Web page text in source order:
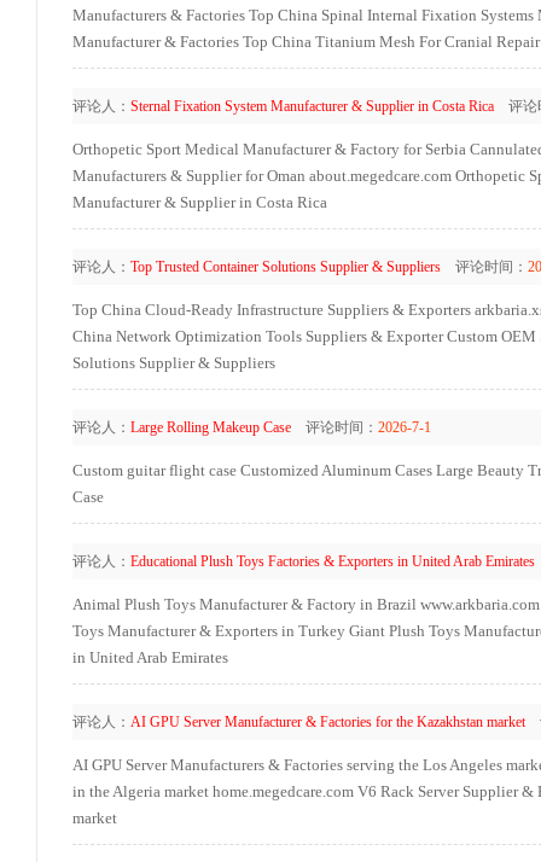
Manufacturers & Factories Top China Spinal Internal Fixation
Manufacturer & Factories Top China Titanium Mesh For Cranial
评论人： Sternal Fixation System Manufacturer & Supplier in Costa Rica 评论
Orthopetic Sport Medical Manufacturer & Factory for Serbia
Manufacturers & Supplier for Oman about.megedcare.com Orthopetic
Manufacturer & Supplier in Costa Rica
评论人： Top Trusted Container Solutions Supplier & Suppliers 评论时间：
Top China Cloud-Ready Infrastructure Suppliers & Exporters
China Network Optimization Tools Suppliers & Exporter Custom OEM
Solutions Supplier & Suppliers
评论人： Large Rolling Makeup Case 评论时间： 2026-7-1
Custom guitar flight case Customized Aluminum Cases Large Beauty
Case
评论人： Educational Plush Toys Factories & Exporters in United Arab Emirates
Animal Plush Toys Manufacturer & Factory in Brazil www.arkbaria.com
Toys Manufacturer & Exporters in Turkey Giant Plush Toys
in United Arab Emirates
评论人： AI GPU Server Manufacturer & Factories for the Kazakhstan market
AI GPU Server Manufacturers & Factories serving the Los Angeles
in the Algeria market home.megedcare.com V6 Rack Server Supplier &
market